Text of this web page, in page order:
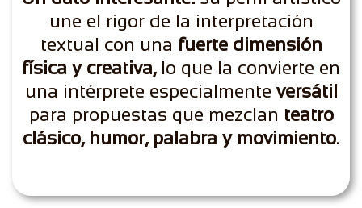
une el rigor de la interpretación
textual con una fuerte dimensión
física y creativa,lo que la convierte en
una intérprete especialmente versátil
para propuestas que mezclan teatro
clásico, humor, palabra y movimiento.